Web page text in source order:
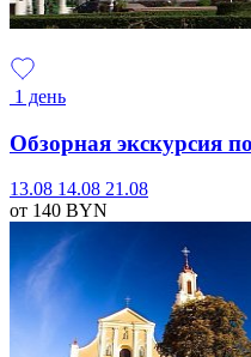
1 день
Обзорная экскурсия
13.08 14.08 21.08
от 140 BYN